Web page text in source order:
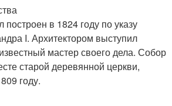
в 1824 году по указу
I. Архитектором выступил
мастер своего дела. Собор
старой деревянной церкви,
году.